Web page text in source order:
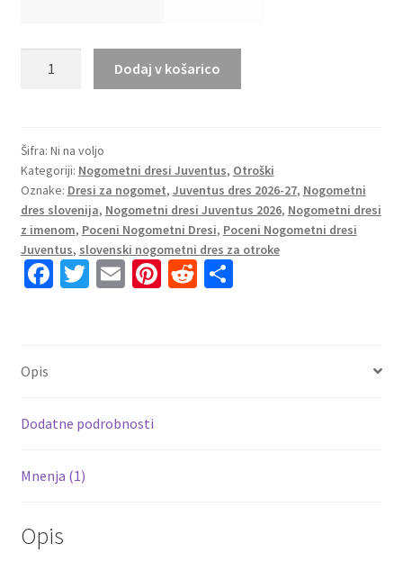
Juventus
Domači
2026/27
kompleti
količina
Dodaj v košarico
Šifra: Ni na voljo
Kategoriji: Nogometni dresi Juventus, Otroški
Oznake: Dresi za nogomet, Juventus dres 2026-27, Nogometni
dres slovenija, Nogometni dresi Juventus 2026, Nogometni dresi
z imenom, Poceni Nogometni Dresi, Poceni Nogometni dresi
Juventus, slovenski nogometni dres za otroke
Fa
k
T E Pi R S
Opis
Dodatne podrobnosti
Mnenja (1)
Opis